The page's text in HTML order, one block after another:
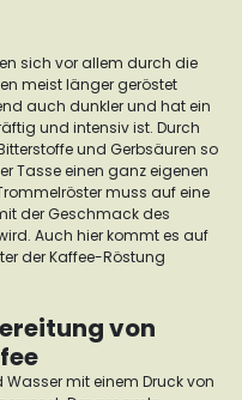
sich vor allem durch die
meist länger geröstet
auch dunkler und hat ein
und intensiv ist. Durch
und Gerbsäuren so
Tasse einen ganz eigenen
muss auf eine
der Geschmack des
Auch hier kommt es auf
der Kaffee-Röstung
von
Wasser mit einem Druck von